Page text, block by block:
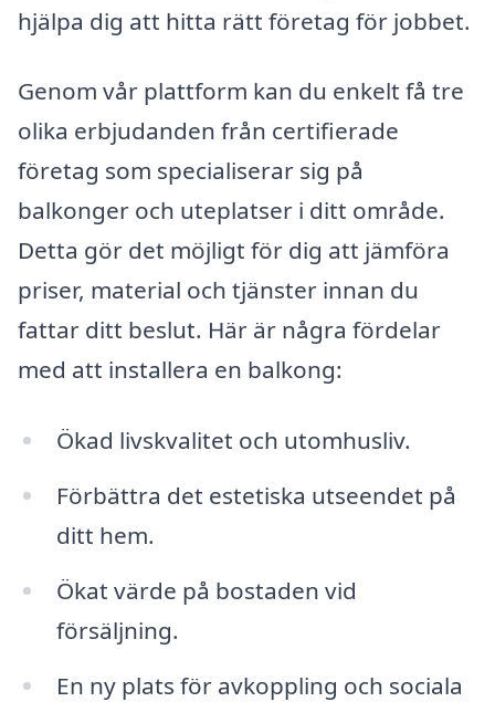
hjälpa dig att hitta rätt företag för jobbet.
Genom vår plattform kan du enkelt få tre
olika erbjudanden från certifierade
företag som specialiserar sig på
balkonger och uteplatser i ditt område.
Detta gör det möjligt för dig att jämföra
priser, material och tjänster innan du
fattar ditt beslut. Här är några fördelar
med att installera en balkong:
Ökad livskvalitet och utomhusliv.
Förbättra det estetiska utseendet på
ditt hem.
Ökat värde på bostaden vid
försäljning.
En ny plats för avkoppling och sociala